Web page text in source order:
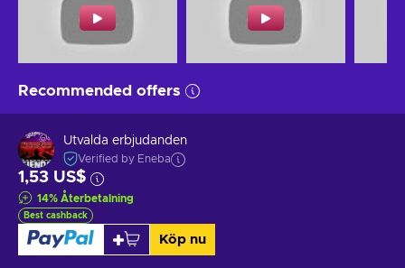
Recommended offers
Utvalda erbjudanden
Verified by Eneba
1,53 US$
14% Återbetalning
Best cashback
Köp nu